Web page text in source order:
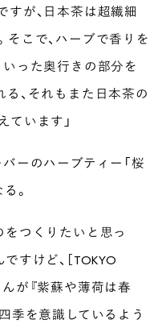
が、日本茶は超繊細
こで、ハーブで香りを
った奥行きの部分を
、それもまた日本茶の
います」
ーのハーブティー「桜
。
をつくりたいと思っ
すけど、［TOKYO
んが『紫蘇や薄荷は春
季を意識しているよう